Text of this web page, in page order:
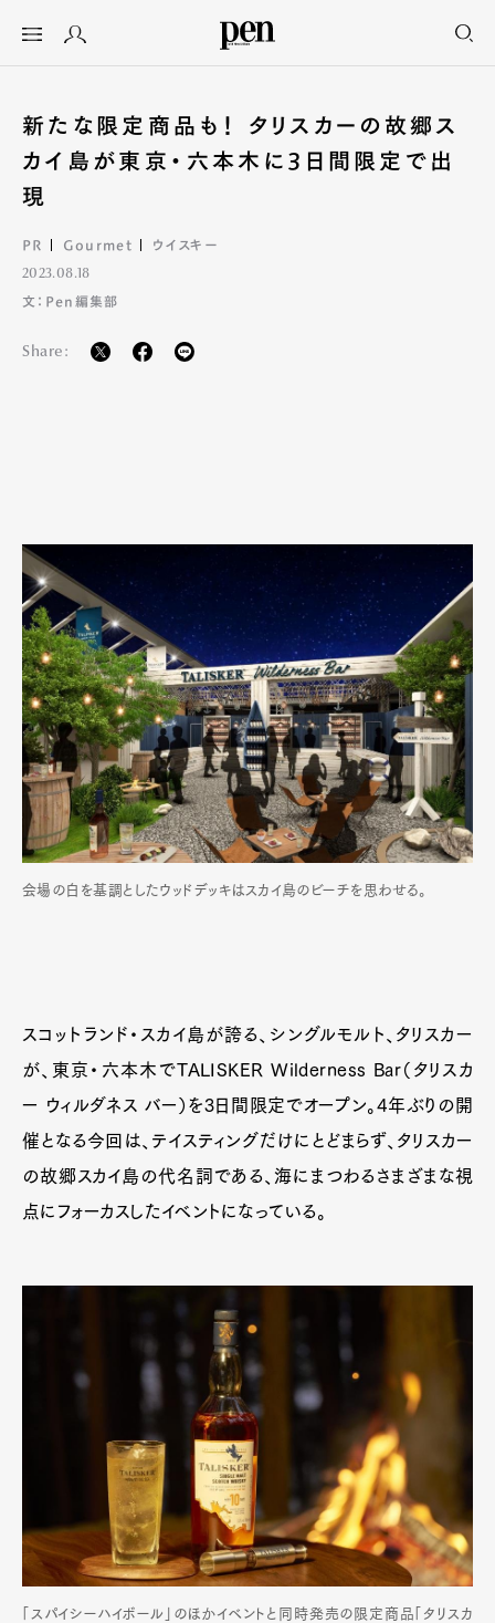
新たな限定商品も！ タリスカーの故郷ス
カイ島が東京・六本木に3日間限定で出
現
PR Gourmet ウイスキー
2023.08.18
文：Pen編集部
Share:
会場の白を基調としたウッドデッキはスカイ島のビーチを思わせる。
スコットランド・スカイ島が誇る、シングルモルト、タリスカー
が、東京・六本木でTALISKER Wilderness Bar（タリスカ
ー ウィルダネス バー）を3日間限定でオープン。4年ぶりの開
催となる今回は、テイスティングだけにとどまらず、タリスカー
の故郷スカイ島の代名詞である、海にまつわるさまざまな視
点にフォーカスしたイベントになっている。
「スパイシーハイボール」のほかイベントと同時発売の限定商品「タリスカ